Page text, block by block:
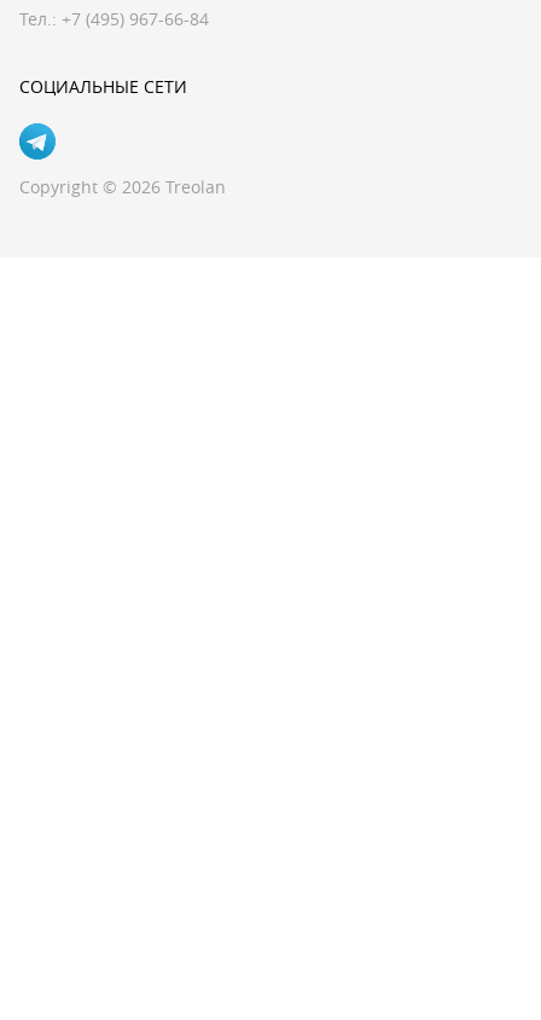
Тел.: +7 (495) 967-66-84
СОЦИАЛЬНЫЕ СЕТИ
Copyright © 2026 Treolan